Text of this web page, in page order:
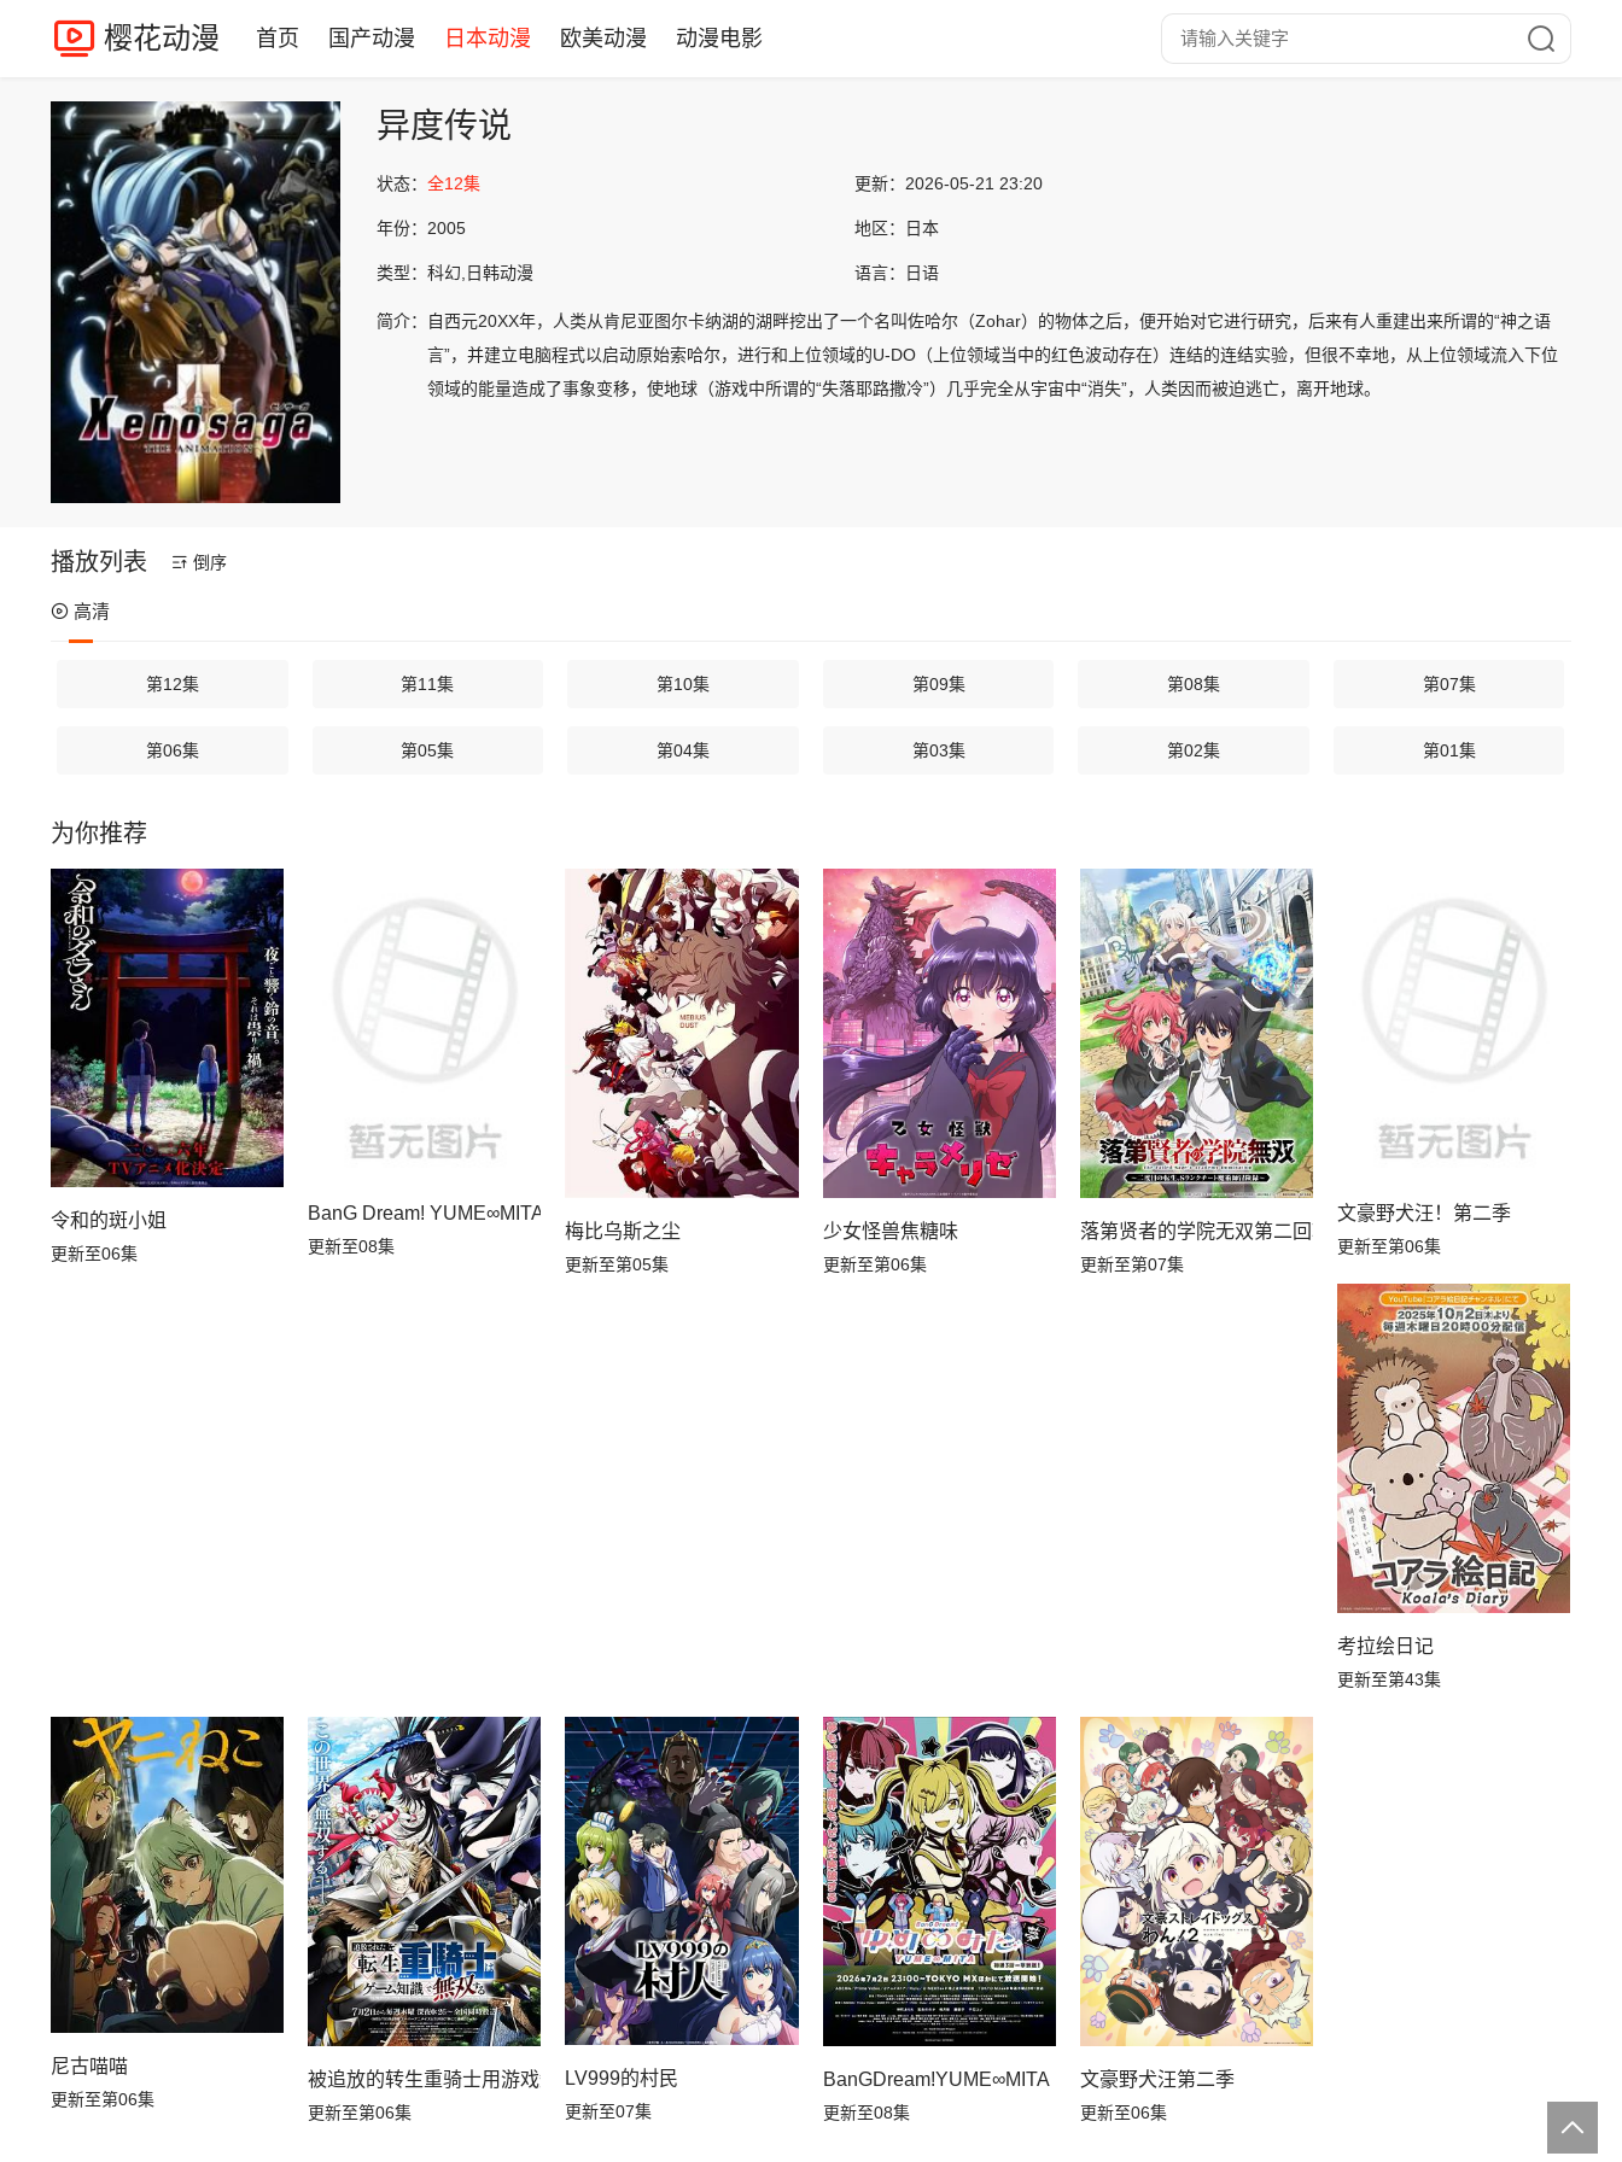
樱花动漫 首页 国产动漫 日本动漫 欧美动漫 动漫电影
异度传说
状态： 全12集 更新： 2026-05-21 23:20
年份： 2005 地区： 日本
类型： 科幻,日韩动漫 语言： 日语
简介：
自西元20XX年，人类从肯尼亚图尔卡纳湖的湖畔挖出了一个名叫佐哈尔（Zohar）的物体之后，便开始对它进行研究，后来有人重建出来所谓的“神之语
言”，并建立电脑程式以启动原始索哈尔，进行和上位领域的U-DO（上位领域当中的红色波动存在）连结的连结实验，但很不幸地，从上位领域流入下位
领域的能量造成了事象变移，使地球（游戏中所谓的“失落耶路撒冷”）几乎完全从宇宙中“消失”，人类因而被迫逃亡，离开地球。
播放列表 倒序
高清
第12集 第11集 第10集 第09集 第08集 第07集
第06集 第05集 第04集 第03集 第02集 第01集
为你推荐
令和的斑小姐
更新至06集
BanG Dream! YUME∞MITA
更新至08集
梅比乌斯之尘
更新至第05集
少女怪兽焦糖味
更新至第06集
落第贤者的学院无双第二回转生，S等级作弊魔术师冒险记
更新至第07集
文豪野犬汪！第二季
更新至第06集
考拉绘日记
更新至第43集
尼古喵喵
更新至第06集
被追放的转生重骑士用游戏知识开无双
更新至第06集
LV999的村民
更新至07集
BanGDream!YUME∞MITA
更新至08集
文豪野犬汪第二季
更新至06集